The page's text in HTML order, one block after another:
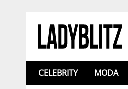
CELEBRITY MODA